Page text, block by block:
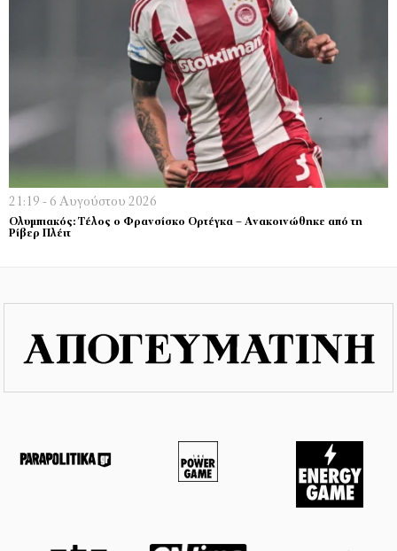
21:19 - 6 Αυγούστου 2026
Ολυμπιακός: Τέλος ο Φρανσίσκο Ορτέγκα – Ανακοινώθηκε από τη
Ρίβερ Πλέιτ